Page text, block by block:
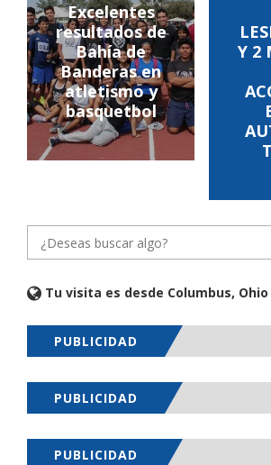
Excelentes
resultados de
Bahía de
Banderas en
atletismo y
basquetbol
Y 2
Tu visita es desde Columbus,
PUBLICIDAD
PUBLICIDAD
PUBLICIDAD